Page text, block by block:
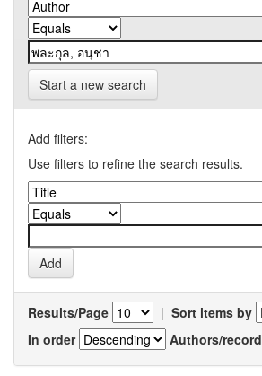
Start a new search
Add filters:
Use filters to refine the search results.
Results/Page | Sort items by
In order
Authors/record